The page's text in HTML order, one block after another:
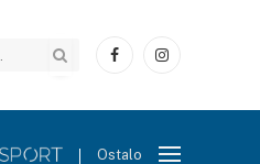
FacebookInstagram
Ostalo